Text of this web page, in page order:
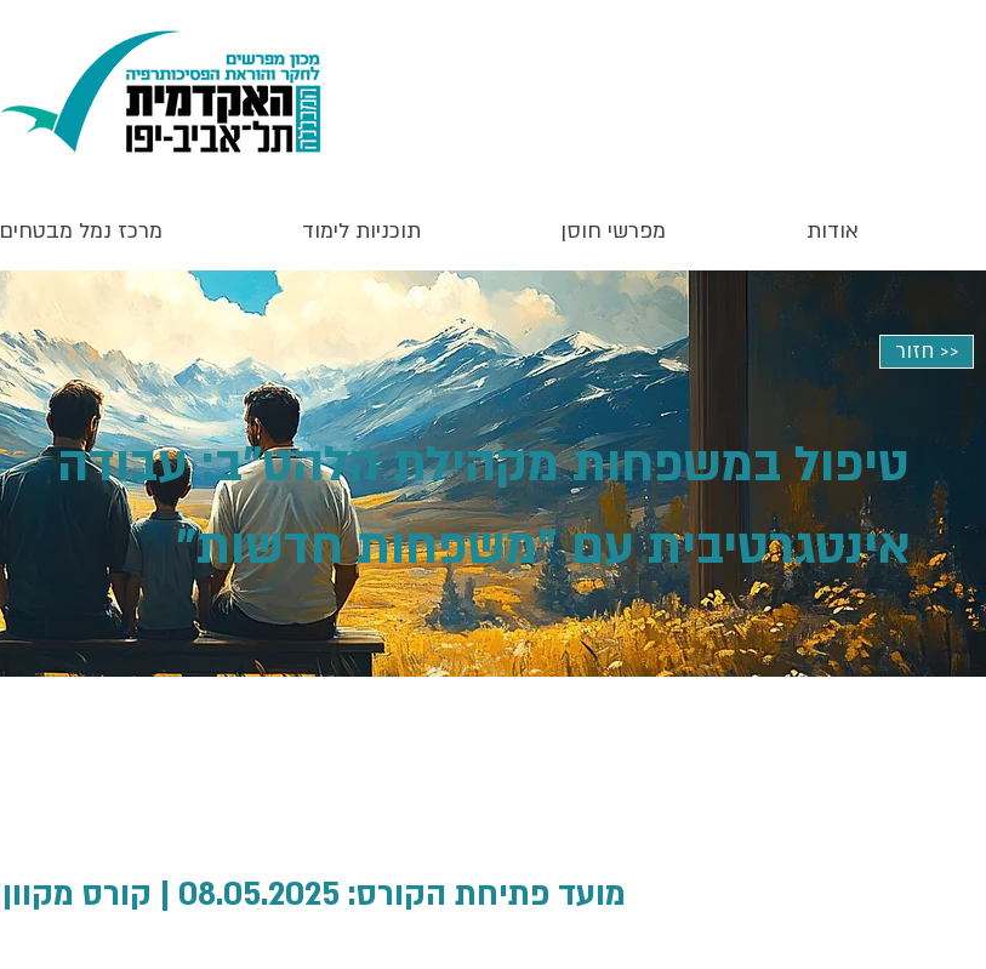
אודות מפרשי חוסן תוכניות לימוד מרכז נמל מבטחים
חזור >>
טיפול במשפחות מקהילת הלהט"ב: עבודה
אינטגרטיבית עם "משפחות חדשות"
מועד פתיחת הקורס: 08.05.2025 | קורס מקוון | ההרשמה הסתיימה